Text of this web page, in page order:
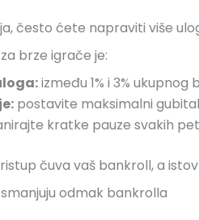
često ćete napraviti više
brze igrače je:
između 1% i 3% ukupnog
postavite maksimalni
kratke pauze svakih
čuva vaš bankroll, a
odmak bankrolla